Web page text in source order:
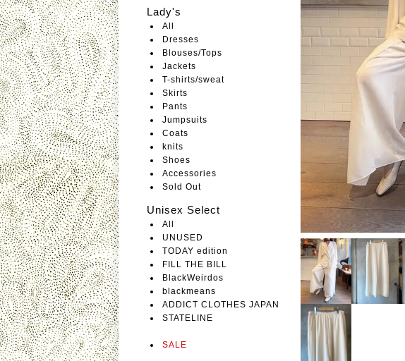
Lady's
All
Dresses
Blouses/Tops
Jackets
T-shirts/sweat
Skirts
Pants
Jumpsuits
Coats
knits
Shoes
Accessories
Sold Out
Unisex Select
All
UNUSED
TODAY edition
FILL THE BILL
BlackWeirdos
blackmeans
ADDICT CLOTHES JAPAN
STATELINE
SALE